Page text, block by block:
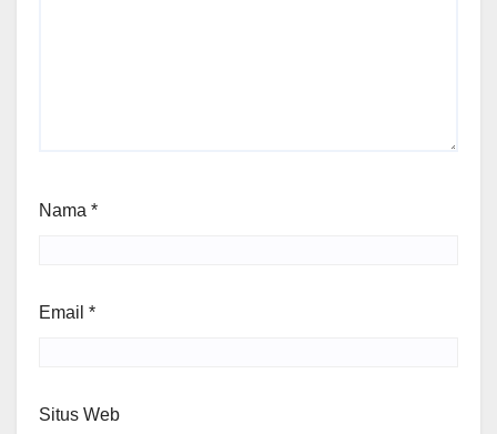
Nama *
Email *
Situs Web